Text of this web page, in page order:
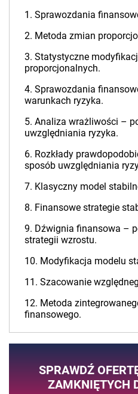
1. Sprawozdania
2. Metoda zmian
3. Statystyczne
proporcjonalnych.
4. Sprawozdania
warunkach ryzyka.
5. Analiza wrażliwości –
uwzględniania ryzyka.
6. Rozkłady
sposób uwzględniania
7. Klasyczny model
8. Finansowe strategie
9. Dźwignia finansowa –
strategii wzrostu.
10. Modyfikacja modelu
11. Szacowanie
12. Metoda
finansowego.
SPRAWDŹ
ZAMKNIĘTYCH